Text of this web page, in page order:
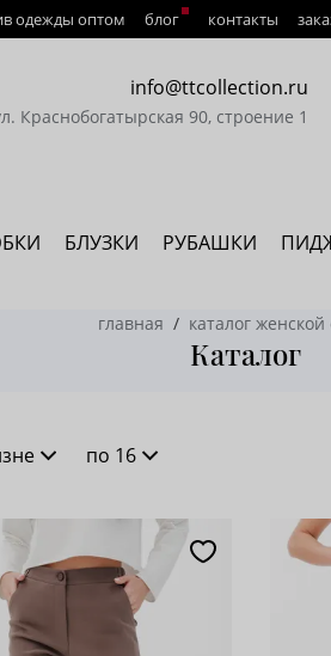
одежды оптом блог контакты
info@ttcollection.ru
Краснобогатырская 90, строение 1
БЛУЗКИ РУБАШКИ
главная каталог
Каталог
цены
по 16
62